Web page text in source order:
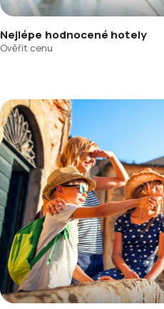
Nejlépe hodnocené hotely
Ověřit cenu